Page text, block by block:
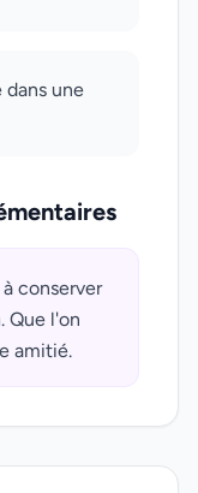
dans une
conserver
Que l'on
amitié.